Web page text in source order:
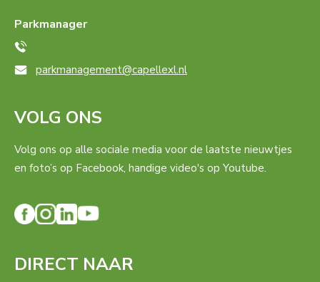
Parkmanager
parkmanagement@capellexl.nl
VOLG ONS
Volg ons op alle sociale media voor de laatste nieuwtjes
en foto’s op Facebook, handige video's op Youtube.
DIRECT NAAR